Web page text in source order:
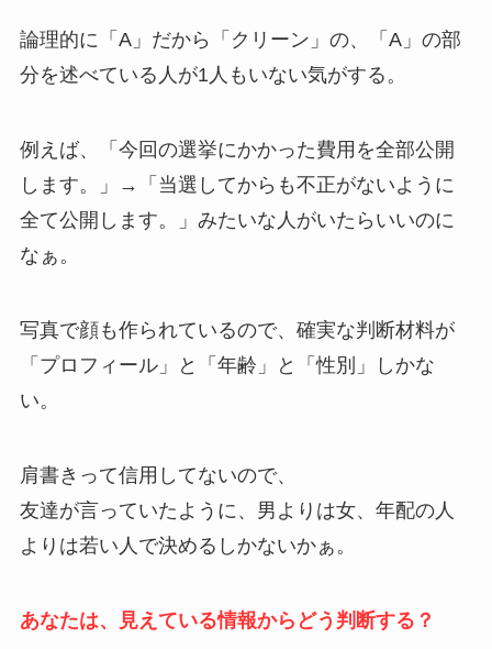
論理的に「A」だから「クリーン」の、「A」の部
分を述べている人が1人もいない気がする。
例えば、
「今回の選挙にかかった費用を全部公開
します。」→「当選してからも不正がないように
全て公開します。」みたいな人がいたらいいのに
なぁ。
写真で顔も作られているので、確実な判断材料が
「プロフィール」と「年齢」と「性別」しかな
い。
肩書きって信用してないので、
友達が言っていたように、 男よりは女、年配の人
よりは若い人で決めるしかないかぁ 。
あなたは、見えている情報からどう判断する？